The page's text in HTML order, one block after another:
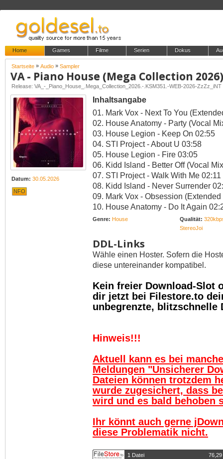
Home Games Filme Serien Dokus
Startseite » Audio » Sampler
VA - Piano House (Mega Collection 2026)
Release: VA_-_Piano_House_.Mega_Collection_2026.-.KSM351.-WEB-2026-ZzZz_iNT
Datum: 30.05.2026
NFO
Inhaltsangabe
01. Mark Vox - Next To You
02. House Anatomy - Party (Vocal
03. House Legion - Keep On 02:55
04. STI Project - About U 03:58
05. House Legion - Fire 03:05
06. Kidd Island - Better Off (Vocal
07. STI Project - Walk With Me 02:11
08. Kidd Island - Never Surrender
09. Mark Vox - Obsession
10. House Anatomy - Do It Again
Genre: House Qualität:
StereoJoi
DDL-Links
Wähle einen Hoster. Sofern die
diese untereinander kompatibel.
Kein freier Download-Slot
dir jetzt bei Filestore.to
unbegrenzte, blitzschnelle
Hinweis!!!
Aktuell kann es bei
Meldungen "Unsicherer
Dateien können trotzdem
wurde zugesichert, dass
wird und es bald behoben
Ihr könnt auch gerne
diese Problematik nicht.
1 Datei 76,29